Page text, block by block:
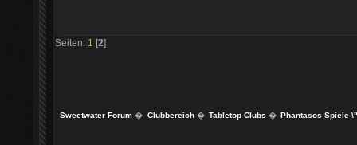
Seiten: 1 [2]
Sweetwater Forum � Clubbereich� Tabletop Clubs � Phantasos Spiele